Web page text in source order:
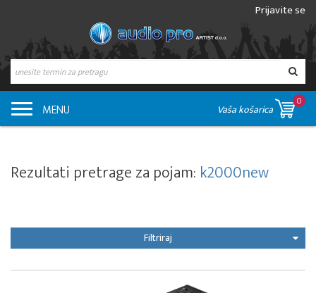
Prijavite se
MENU Vaša košarica
0
Rezultati pretrage za pojam: k2000new
Filtriraj